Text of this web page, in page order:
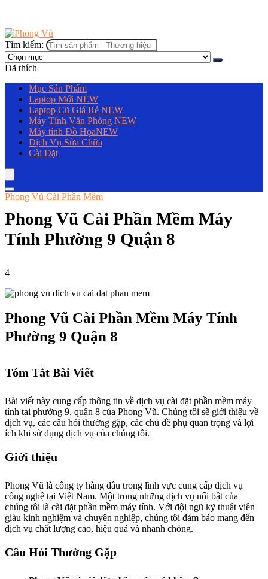
Tìm kiếm:
Đã thích
Mục Sản Phẩm
Laptop Mới NEW
Laptop Cũ Giá Rẻ NEW
Máy Tính Văn Phòng NEW
Máy tính Đồ HọaNEW
Dịch Vụ Sửa Chữa
Cài Đặt
Phong Vủ Cài Phần Mềm
Phong Vũ Cài Phần Mềm Máy
Tính Phường 9 Quận 8
4
Phong Vũ Cài Phần Mềm Máy Tính
Phường 9 Quận 8
Tóm Tắt Bài Viết
Bài viết này cung cấp thông tin về dịch vụ cài đặt phần mềm máy
tính tại phường 9, quận 8 của Phong Vũ. Chúng tôi sẽ giới thiệu về
dịch vụ, các câu hỏi thường gặp, các chủ đề phụ quan trọng và lợi
ích khi sử dụng dịch vụ của chúng tôi.
Giới thiệu
Phong Vũ là công ty hàng đầu trong lĩnh vực cung cấp dịch vụ
công nghệ tại Việt Nam. Một trong những dịch vụ nổi bật của
chúng tôi là cài đặt phần mềm máy tính. Với đội ngũ kỹ thuật viên
giàu kinh nghiệm và chuyên nghiệp, chúng tôi đảm bảo mang đến
dịch vụ chất lượng cao, hiệu quả và nhanh chóng.
Câu Hỏi Thường Gặp